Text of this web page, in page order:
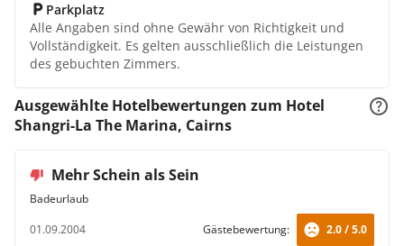
Parkplatz
Alle Angaben sind ohne Gewähr von Richtigkeit und
Vollständigkeit. Es gelten ausschließlich die Leistungen
des gebuchten Zimmers.
Ausgewählte Hotelbewertungen zum Hotel
Shangri-La The Marina, Cairns
Mehr Schein als Sein
Badeurlaub
01.09.2004
Gästebewertung: 2.0 / 5.0